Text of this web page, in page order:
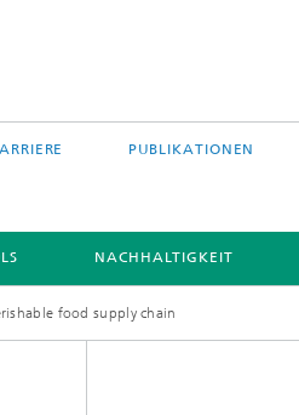
PUBLIKATIONEN
NACHHALTIGKEIT
food supply chain